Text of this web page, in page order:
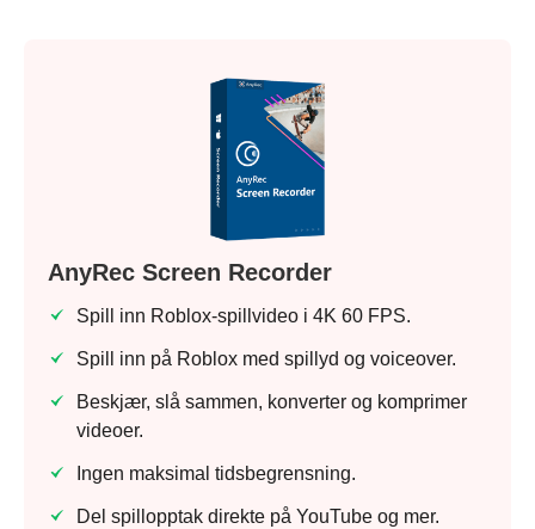
AnyRec Screen Recorder
Spill inn Roblox-spillvideo i 4K 60 FPS.
Spill inn på Roblox med spillyd og voiceover.
Beskjær, slå sammen, konverter og komprimer
videoer.
Ingen maksimal tidsbegrensning.
Del spillopptak direkte på YouTube og mer.